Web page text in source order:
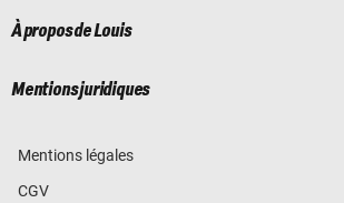
À propos de Louis
Mentions juridiques
Mentions légales
CGV